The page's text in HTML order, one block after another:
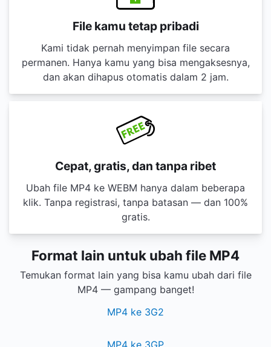
File kamu tetap pribadi
Kami tidak pernah menyimpan file secara
permanen. Hanya kamu yang bisa mengaksesnya,
dan akan dihapus otomatis dalam 2 jam.
Cepat, gratis, dan tanpa ribet
Ubah file MP4 ke WEBM hanya dalam beberapa
klik. Tanpa registrasi, tanpa batasan — dan 100%
gratis.
Format lain untuk ubah file MP4
Temukan format lain yang bisa kamu ubah dari file
MP4 — gampang banget!
MP4 ke 3G2
MP4 ke 3GP